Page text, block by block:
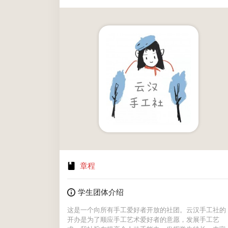
章程
学生团体介绍
这是一个向所有手工爱好者开放的社团。云汉手工社的
开办是为了顺应手工艺术爱好者的意愿，发展手工艺